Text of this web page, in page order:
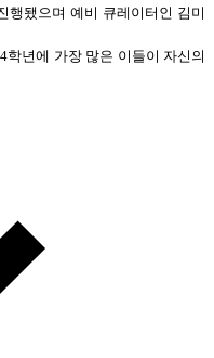
행됐으며 예비 큐레이터인 김미
년에 가장 많은 이들이 자신의